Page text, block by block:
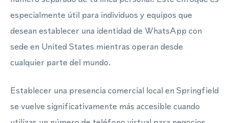
especialmente útil para individuos y equipos que
desean establecer una identidad de WhatsApp con
sede en United States mientras operan desde
cualquier parte del mundo.
Establecer una presencia comercial local en Springfield
se vuelve significativamente más accesible cuando